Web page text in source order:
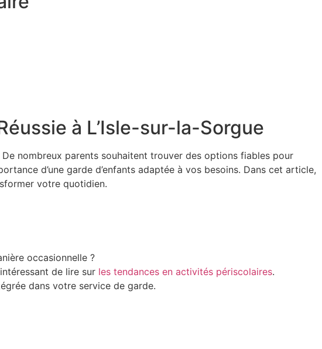
à L’Isle-sur-la-Sorgue
De nombreux parents souhaitent trouver des options fiables pour
d’une garde d’enfants adaptée à vos besoins. Dans cet article,
votre quotidien.
occasionnelle ?
de lire sur les tendances en activités périscolaires.
dans votre service de garde.